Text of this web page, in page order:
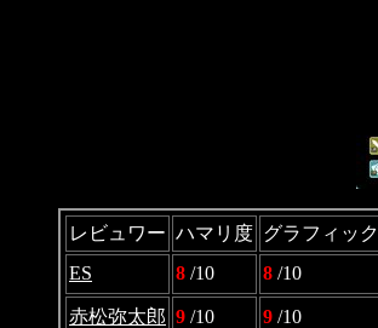
レビュワー ハマリ度 グラフィック
ES
8 /10 8 /10
赤松弥太郎 9 /10 9 /10